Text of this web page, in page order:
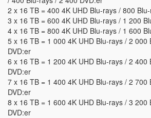
2 x 16 TB = 400 4K UHD Blu-rays / 800
3 x 16 TB = 600 4K UHD Blu-rays / 1 200
4 x 16 TB = 800 4K UHD Blu-rays / 1 600
5 x 16 TB = 1 000 4K UHD Blu-rays / 2 000
DVD:er
6 x 16 TB = 1 200 4K UHD Blu-rays / 2 400
DVD:er
7 x 16 TB = 1 400 4K UHD Blu-rays / 2 700
DVD:er
8 x 16 TB = 1 600 4K UHD Blu-rays / 3 200
DVD:er